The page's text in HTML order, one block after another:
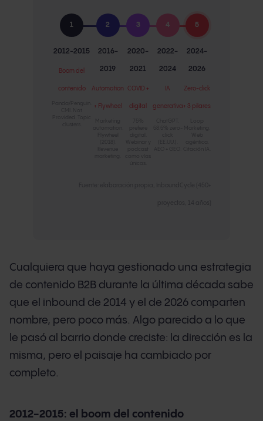
1
2012-2015
Boom del
contenido
2
2016-
2019
Automation
+ Flywheel
3
2020-
2021
COVID +
digital
4
2022-
2024
IA
generativa
5
2024-
2026
Zero-click
+ 3 pilares
Cualquiera que haya gestionado una estrategia
de contenido B2B durante la última década sabe
que el inbound de 2014 y el de 2026 comparten
nombre, pero poco más. Algo parecido a lo que
le pasó al barrio donde creciste: la dirección es la
misma, pero el paisaje ha cambiado por
completo.
2012-2015: el boom del contenido